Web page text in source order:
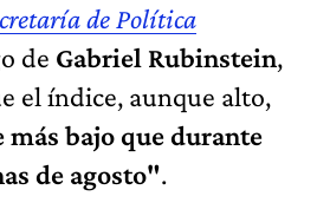
de Política
de Gabriel Rubinstein,
el índice, aunque alto,
bajo que durante
de agosto".